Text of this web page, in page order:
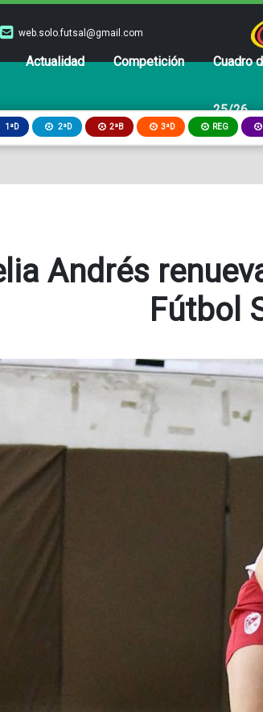
web.solo.futsal@gmail.com
Actualidad Competición Cuadro
25/26
1ªD 2ªD 2ªB 3ªD REG
Andrés
Fútbol